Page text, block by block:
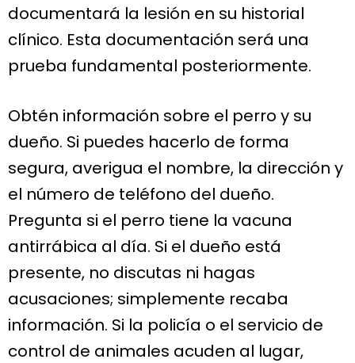
documentará la lesión en su historial
clínico. Esta documentación será una
prueba fundamental posteriormente.
Obtén información sobre el perro y su
dueño. Si puedes hacerlo de forma
segura, averigua el nombre, la dirección y
el número de teléfono del dueño.
Pregunta si el perro tiene la vacuna
antirrábica al día. Si el dueño está
presente, no discutas ni hagas
acusaciones; simplemente recaba
información. Si la policía o el servicio de
control de animales acuden al lugar,